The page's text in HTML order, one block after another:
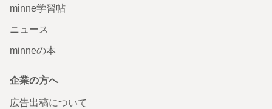
minne学習帖
ニュース
minneの本
企業の方へ
広告出稿について